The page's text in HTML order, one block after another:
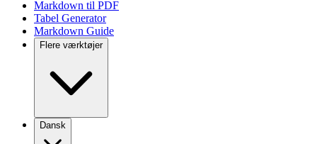
Markdown til PDF
Tabel Generator
Markdown Guide
Flere værktøjer
Dansk